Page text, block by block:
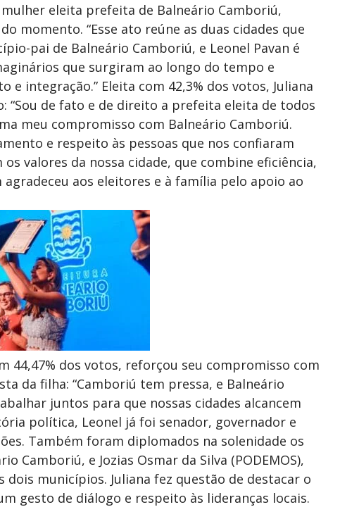
eleita prefeita de Balneário Camboriú,
momento. “Esse ato reúne as duas cidades que
pai de Balneário Camboriú, e Leonel Pavan é
que surgiram ao longo do tempo e
integração.” Eleita com 42,3% dos votos, Juliana
“Sou de fato e de direito a prefeita eleita de todos
meu compromisso com Balneário Camboriú.
e respeito às pessoas que nos confiaram
valores da nossa cidade, que combine eficiência,
agradeceu aos eleitores e à família pelo apoio ao
44,47% dos votos, reforçou seu compromisso com
da filha: “Camboriú tem pressa, e Balneário
juntos para que nossas cidades alcancem
política, Leonel já foi senador, governador e
Também foram diplomados na solenidade os
Camboriú, e Jozias Osmar da Silva (PODEMOS),
municípios. Juliana fez questão de destacar o
gesto de diálogo e respeito às lideranças locais.